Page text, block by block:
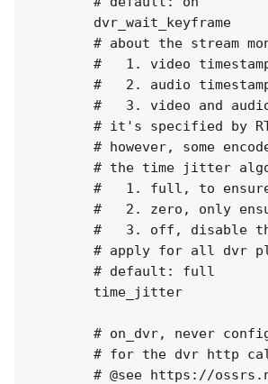
dvr_wait_keyframe
# about the stream
#   1. video
#   2. audio
#   3. video and
# it's specified by
# however, some
# the time jitter
#   1. full, to
#   2. zero, only
#   3. off, disable
# apply for all dvr
        # default: full
time_jitter
# on_dvr, never
# for the dvr http
# @see https://